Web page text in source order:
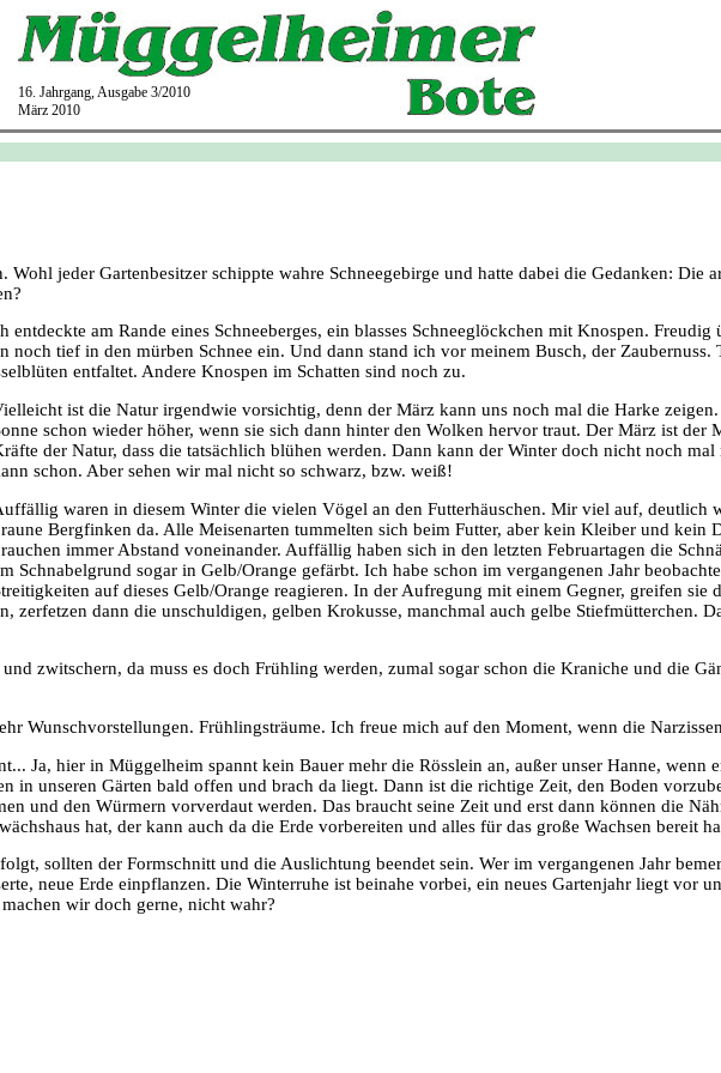
16. Jahrgang, Ausgabe 3/2010
März 2010
Wohl jeder Gartenbesitzer schippte wahre Schneegebirge und hatte dabei die Gedanken:
am Rande eines Schneeberges, ein blasses Schneeglöckchen mit Knospen.
noch tief in den mürben Schnee ein. Und dann stand ich vor meinem Busch, der Zaubernuss.
entfaltet. Andere Knospen im Schatten sind noch zu.
ist die Natur irgendwie vorsichtig, denn der März kann uns noch mal die Harke
schon wieder höher, wenn sie sich dann hinter den Wolken hervor traut. Der März ist der
der Natur, dass die tatsächlich blühen werden. Dann kann der Winter doch nicht noch
schon. Aber sehen wir mal nicht so schwarz, bzw. weiß!
waren in diesem Winter die vielen Vögel an den Futterhäuschen. Mir viel auf, deutlich
Bergfinken da. Alle Meisenarten tummelten sich beim Futter, aber kein Kleiber und kein
immer Abstand voneinander. Auffällig haben sich in den letzten Februartagen die
Schnabelgrund sogar in Gelb/Orange gefärbt. Ich habe schon im vergangenen Jahr
auf dieses Gelb/Orange reagieren. In der Aufregung mit einem Gegner, greifen sie
zerfetzen dann die unschuldigen, gelben Krokusse, manchmal auch gelbe Stiefmütterchen.
zwitschern, da muss es doch Frühling werden, zumal sogar schon die Kraniche und die
Wunschvorstellungen. Frühlingsträume. Ich freue mich auf den Moment, wenn die
Ja, hier in Müggelheim spannt kein Bauer mehr die Rösslein an, außer unser Hanne, wenn
in unseren Gärten bald offen und brach da liegt. Dann ist die richtige Zeit, den Boden
und den Würmern vorverdaut werden. Das braucht seine Zeit und erst dann können die
hat, der kann auch da die Erde vorbereiten und alles für das große Wachsen bereit
sollten der Formschnitt und die Auslichtung beendet sein. Wer im vergangenen Jahr
neue Erde einpflanzen. Die Winterruhe ist beinahe vorbei, ein neues Gartenjahr liegt vor
wir doch gerne, nicht wahr?